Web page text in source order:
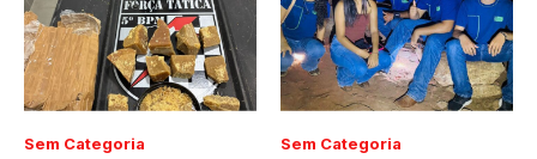
Sem Categoria Sem Categoria